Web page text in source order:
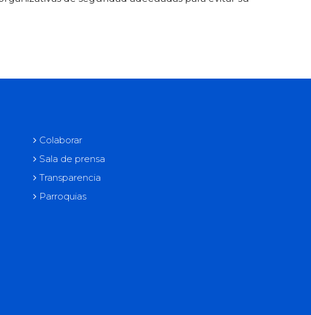
Colaborar
Sala de prensa
Transparencia
Parroquias